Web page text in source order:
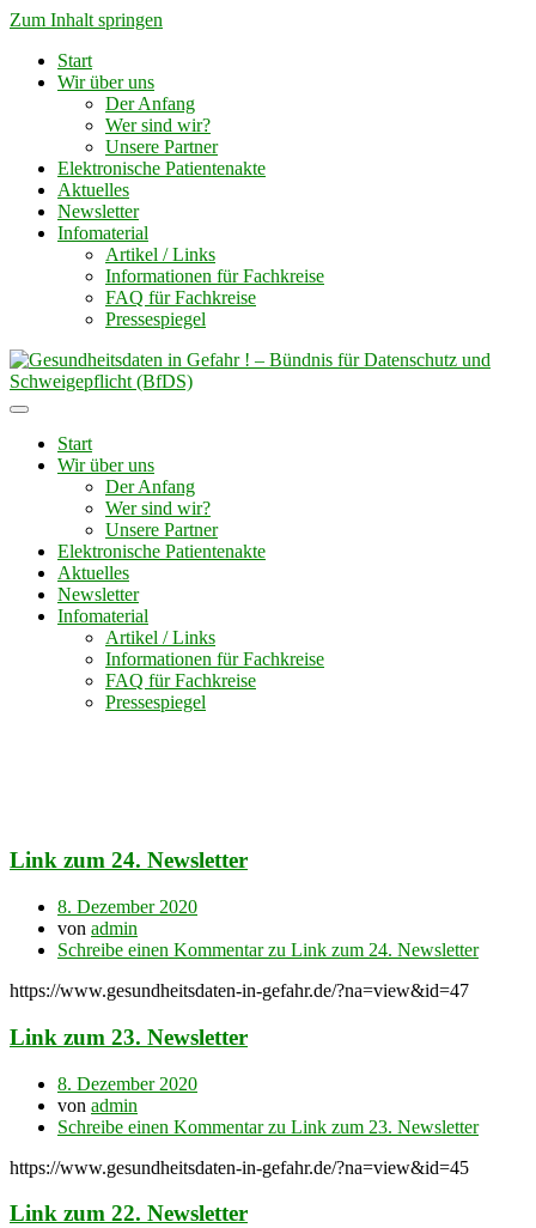
Zum Inhalt springen
Start
Wir über uns
Der Anfang
Wer sind wir?
Unsere Partner
Elektronische Patientenakte
Aktuelles
Newsletter
Infomaterial
Artikel / Links
Informationen für Fachkreise
FAQ für Fachkreise
Pressespiegel
Start
Wir über uns
Der Anfang
Wer sind wir?
Unsere Partner
Elektronische Patientenakte
Aktuelles
Newsletter
Infomaterial
Artikel / Links
Informationen für Fachkreise
FAQ für Fachkreise
Pressespiegel
Link zum 24. Newsletter
8. Dezember 2020
von admin
Schreibe einen Kommentarzu Link zum 24. Newsletter
https://www.gesundheitsdaten-in-gefahr.de/?na=view&id=47
Link zum 23. Newsletter
8. Dezember 2020
von admin
Schreibe einen Kommentarzu Link zum 23. Newsletter
https://www.gesundheitsdaten-in-gefahr.de/?na=view&id=45
Link zum 22. Newsletter